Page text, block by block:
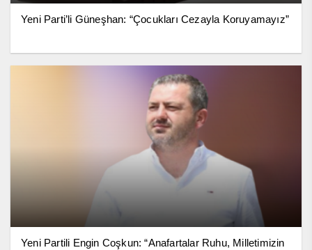
Yeni Parti’li Güneşhan: “Çocukları Cezayla Koruyamayız”
Yeni Partili Engin Coşkun: “Anafartalar Ruhu, Milletimizin